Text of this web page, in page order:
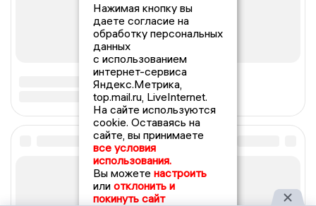
Нажимая кнопку вы
даете согласие на
обработку персональных
данных
с использованием
интернет-сервиса
Яндекс.Метрика,
top.mail.ru, LiveInternet.
На сайте используются
cookie. Оставаясь на
сайте, вы принимаете
все условия
использования.
Вы можете настроить
или отклонить и
покинуть сайт